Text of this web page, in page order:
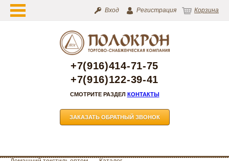
Вход Регистрация Корзина
+7(916)414-71-75
+7(916)122-39-41
СМОТРИТЕ РАЗДЕЛ КОНТАКТЫ
ЗАКАЗАТЬ ОБРАТНЫЙ ЗВОНОК